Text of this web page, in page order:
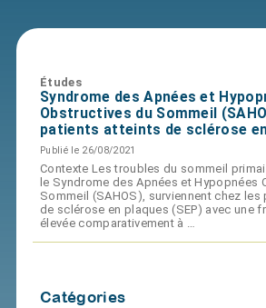
Études
Syndrome des Apnées et
Obstructives du Sommeil
patients atteints de sclérose
Publié le 26/08/2021
Contexte Les troubles du sommeil
le Syndrome des Apnées et Hypopnées
Sommeil (SAHOS), surviennent chez
de sclérose en plaques (SEP) avec une
élevée comparativement à …
Catégories